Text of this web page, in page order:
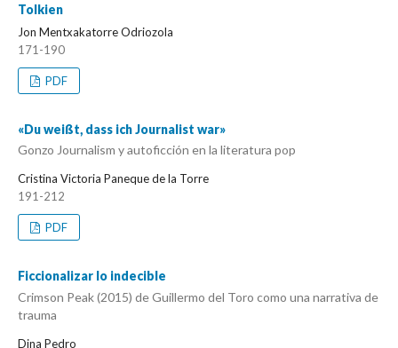
Tolkien
Jon Mentxakatorre Odriozola
171-190
PDF
«Du weißt, dass ich Journalist war»
Gonzo Journalism y autoficción en la literatura pop
Cristina Victoria Paneque de la Torre
191-212
PDF
Ficcionalizar lo indecible
Crimson Peak (2015) de Guillermo del Toro como una narrativa de
trauma
Dina Pedro